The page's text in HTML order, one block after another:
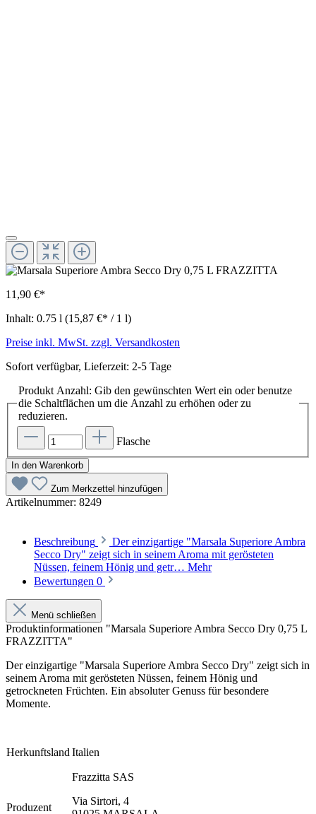
11,90 €*
Inhalt: 0.75 l (15,87 €* / 1 l)
Preise inkl. MwSt. zzgl. Versandkosten
Sofort verfügbar, Lieferzeit: 2-5 Tage
Produkt Anzahl: Gib den gewünschten Wert ein oder benutze
die Schaltflächen um die Anzahl zu erhöhen oder zu
reduzieren.
Flasche
In den Warenkorb
Zum Merkzettel hinzufügen
Artikelnummer: 8249
Beschreibung
Der einzigartige "Marsala Superiore Ambra
Secco Dry" zeigt sich in seinem Aroma mit gerösteten
Nüssen, feinem Hönig und getr… Mehr
Bewertungen 0
Menü schließen
Produktinformationen "Marsala Superiore Ambra Secco Dry 0,75 L
FRAZZITTA"
Der einzigartige "Marsala Superiore Ambra Secco Dry" zeigt sich in
seinem Aroma mit gerösteten Nüssen, feinem Hönig und
getrockneten Früchten. Ein absoluter Genuss für besondere
Momente.
HerkunftslandItalien
Produzent
Frazzitta SAS
Via Sirtori, 4